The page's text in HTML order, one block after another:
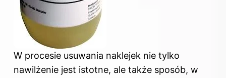
W procesie usuwania naklejek nie tylko
nawilżenie jest istotne, ale także sposób, w